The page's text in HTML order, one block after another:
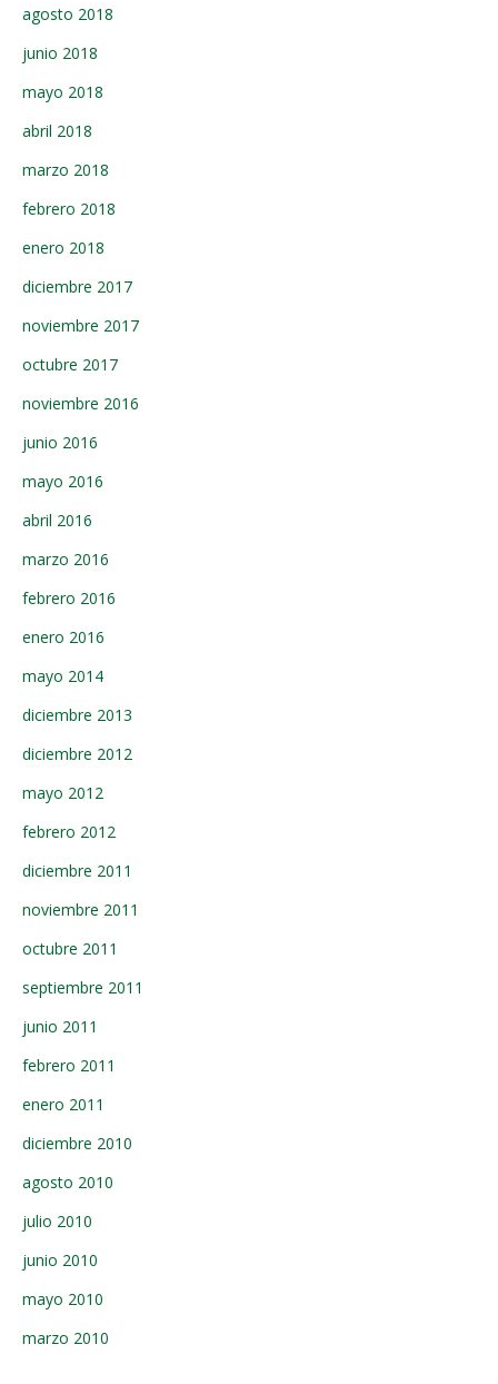
agosto 2018
junio 2018
mayo 2018
abril 2018
marzo 2018
febrero 2018
enero 2018
diciembre 2017
noviembre 2017
octubre 2017
noviembre 2016
junio 2016
mayo 2016
abril 2016
marzo 2016
febrero 2016
enero 2016
mayo 2014
diciembre 2013
diciembre 2012
mayo 2012
febrero 2012
diciembre 2011
noviembre 2011
octubre 2011
septiembre 2011
junio 2011
febrero 2011
enero 2011
diciembre 2010
agosto 2010
julio 2010
junio 2010
mayo 2010
marzo 2010